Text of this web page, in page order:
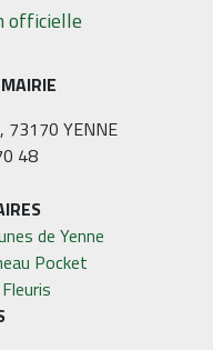
73170 YENNE
48
de Yenne
Pocket
officielle